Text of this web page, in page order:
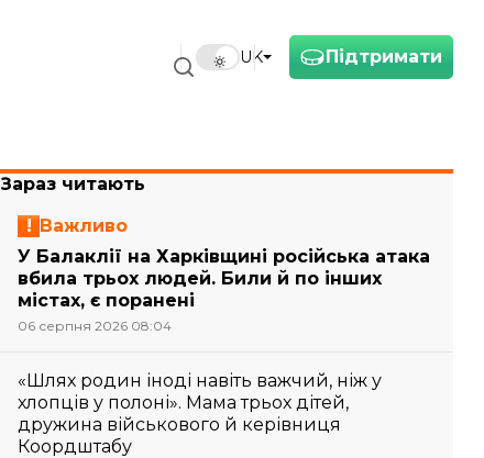
Підтримати
UK
Зараз читають
Важливо
У Балаклії на Харківщині російська атака
вбила трьох людей. Били й по інших
містах, є поранені
06 серпня 2026 08:04
«Шлях родин іноді навіть важчий, ніж у
хлопців у полоні». Мама трьох дітей,
дружина військового й керівниця
Коордштабу